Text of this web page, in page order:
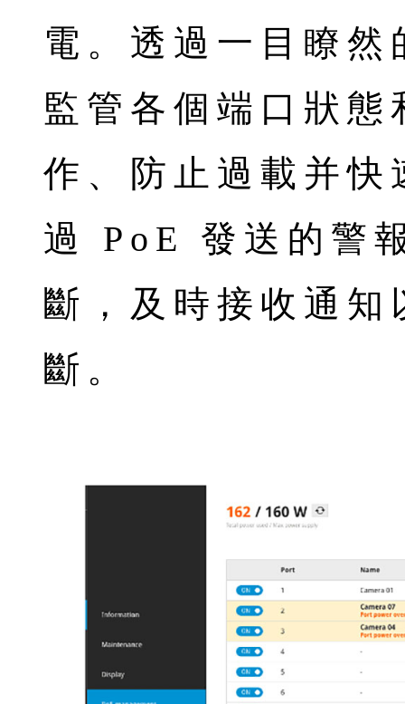
電。透過一目瞭
監管各個端口狀
作、防止過載并
過 PoE 發送的警
斷，及時接收通
斷。